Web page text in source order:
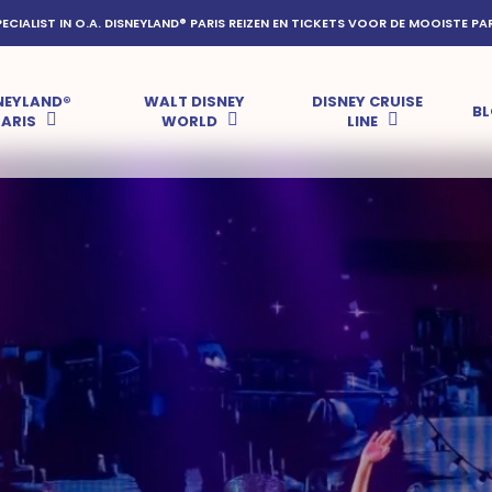
IN O.A. DISNEYLAND® PARIS REIZEN EN TICKETS VOOR DE MOOISTE
WALT DISNEY
WORLD
DISNEY CRUISE
LINE